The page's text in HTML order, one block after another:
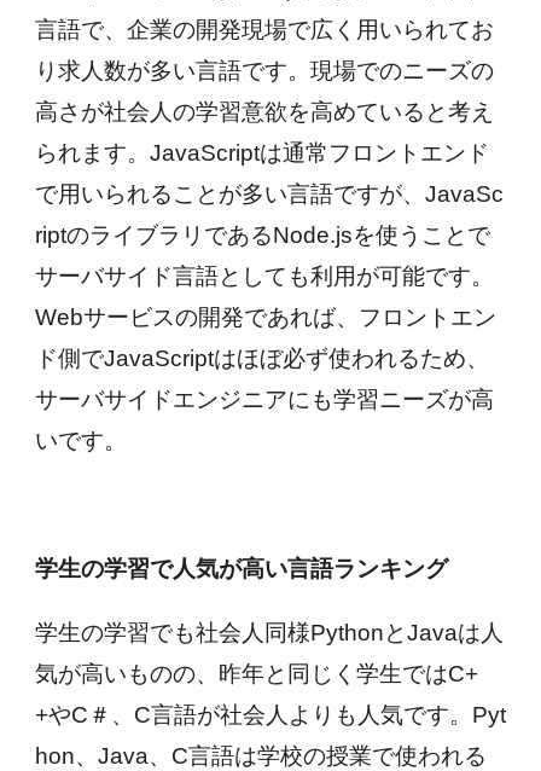
言語で、企業の開発現場で広く用いられてお
り求人数が多い言語です。現場でのニーズの
高さが社会人の学習意欲を高めていると考え
られます。JavaScriptは通常フロントエンド
で用いられることが多い言語ですが、JavaSc
riptのライブラリであるNode.jsを使うことで
サーバサイド言語としても利用が可能です。
Webサービスの開発であれば、フロントエン
ド側でJavaScriptはほぼ必ず使われるため、
サーバサイドエンジニアにも学習ニーズが高
いです。
学生の学習で人気が高い言語ランキング
学生の学習でも社会人同様PythonとJavaは人
気が高いものの、昨年と同じく学生ではC+
+やC＃、C言語が社会人よりも人気です。Pyt
hon、Java、C言語は学校の授業で使われる